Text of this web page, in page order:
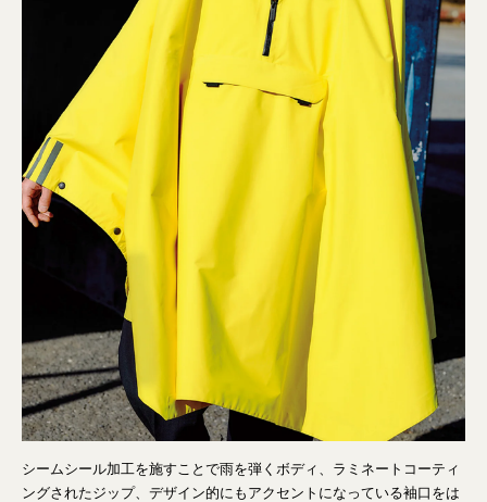
シームシール加工を施すことで雨を弾くボディ、ラミネートコーティ
ングされたジップ、デザイン的にもアクセントになっている袖口をは